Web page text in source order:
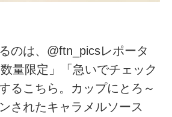
のは、@ftn_picsレポータ
量限定」「急いでチェック
るこちら。カップにとろ～
されたキャラメルソース